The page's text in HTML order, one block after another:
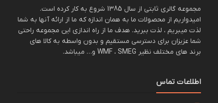
مجموعه گالری ثابتی از سال 1385 شروع به کار کرده است.
امیدواریم از محصولات ما به همان اندازه که ما از ارائه آنها به شما
لذت میبریم ، لذت ببرید. هدف ما از راه اندازی این مجموعه راحتی
شما عزیزان برای دسترسی مستقیم و بدون واسطه به کالا های
برند های مختلف نظیر WMF ، SMEG و… میباشد.
اطلاعات تماس